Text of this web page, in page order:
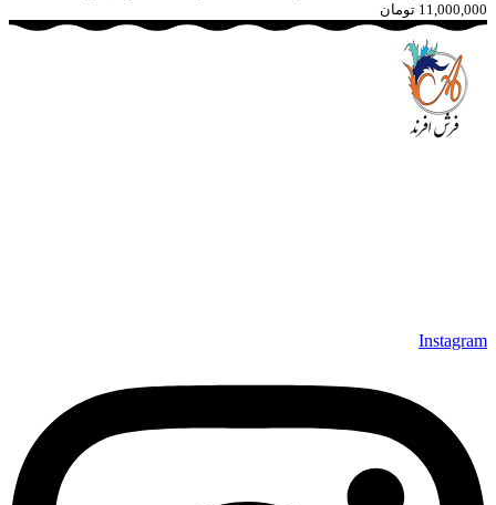
11,000,000 تومان
Instagram